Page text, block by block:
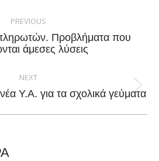
PREVIOUS
PreviousΠροβλήματα που
άμεσες λύσεις
NEXT
Next
Υ.Α. για τα σχολικά γεύματα